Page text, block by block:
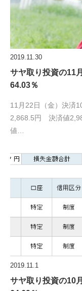
2019.11.30
サヤ取り投資の11
64.03％
11月22日（金）決済
2,868.5円 決済値
値…
2019.11.1
サヤ取り投資の10